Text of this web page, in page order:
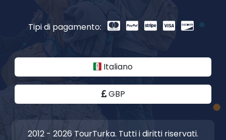
Tipi di pagamento:
Italiano
GBP
2012 - 2026 TourTurka. Tutti i diritti riservati.